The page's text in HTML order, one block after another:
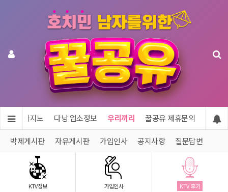
어 & 카지노 다낭 업소정보 우리끼리 꿀공유 제휴문의
박제게시판 자유게시판 가입인사 공지사항 질문답변
KTV정보 가입인사 KTV 후기